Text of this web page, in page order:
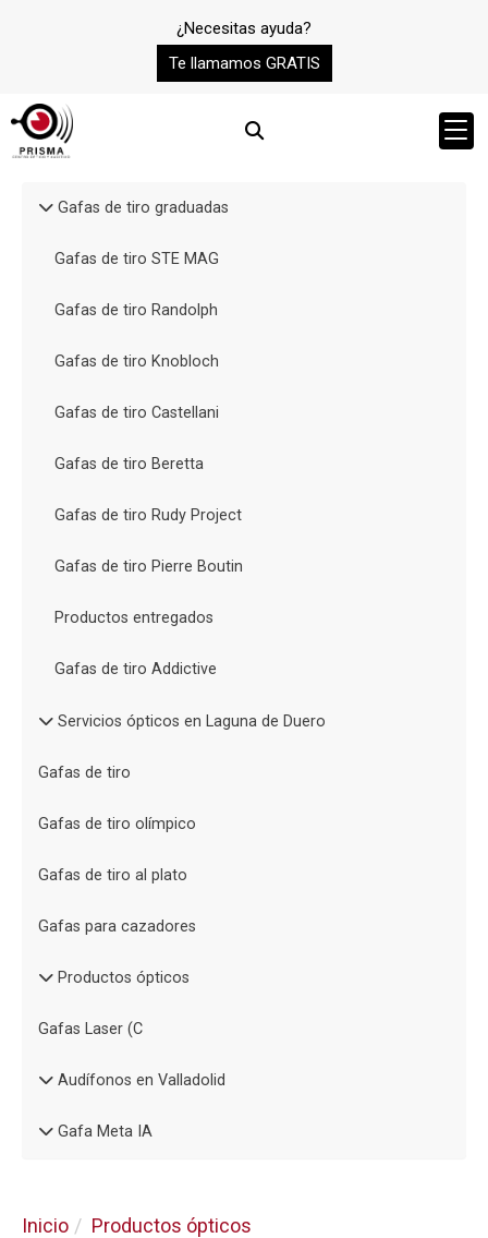
¿Necesitas ayuda?
Te llamamos GRATIS
Gafas de tiro graduadas
Gafas de tiro STE MAG
Gafas de tiro Randolph
Gafas de tiro Knobloch
Gafas de tiro Castellani
Gafas de tiro Beretta
Gafas de tiro Rudy Project
Gafas de tiro Pierre Boutin
Productos entregados
Gafas de tiro Addictive
Servicios ópticos en Laguna de Duero
Gafas de tiro
Gafas de tiro olímpico
Gafas de tiro al plato
Gafas para cazadores
Productos ópticos
Gafas Laser (C
Audífonos en Valladolid
Gafa Meta IA
Inicio
Productos ópticos